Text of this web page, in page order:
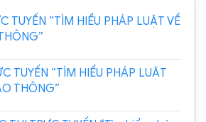
TUYẾN “TÌM HIỂU PHÁP LUẬT VỀ
TUYẾN “TÌM HIỂU PHÁP LUẬT
THÔNG”